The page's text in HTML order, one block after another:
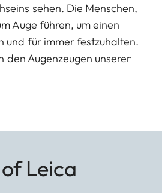
sehen. Die Menschen,
Auge führen, um einen
und für immer festzuhalten.
den Augenzeugen unserer
Leica